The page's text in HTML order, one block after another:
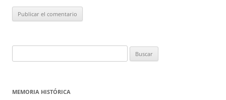
MEMORIA HISTÓRICA